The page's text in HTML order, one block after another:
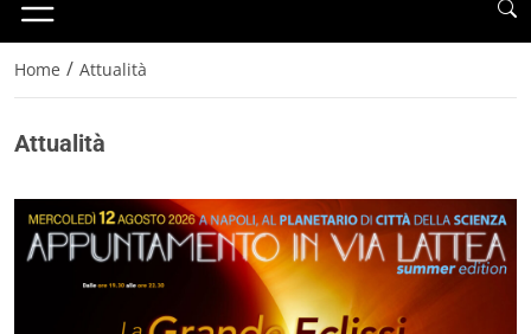
Home / Attualità
Attualità